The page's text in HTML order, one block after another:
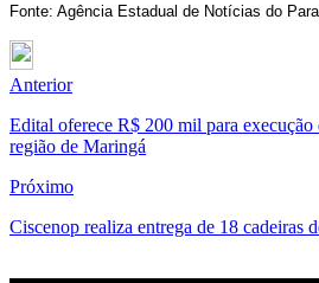
Fonte: Agência Estadual de Notícias do
Anterior
Edital oferece R$ 200 mil para execução
região de Maringá
Próximo
Ciscenop realiza entrega de 18 cadeiras